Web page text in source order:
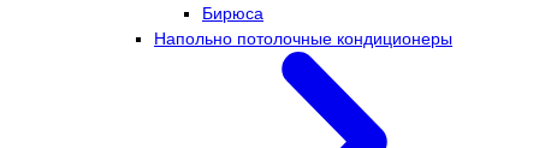
Бирюса
Напольно потолочные кондиционеры